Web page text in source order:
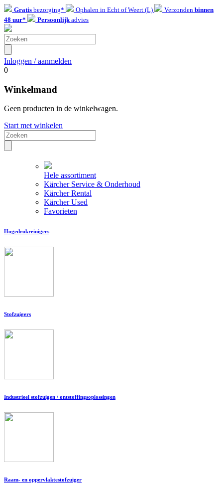
Gratis bezorging* Ophalen in Echt of Weert (L) Verzonden binnen
48 uur*
Persoonlijkadvies
Inloggen / aanmelden
0
Winkelmand
Geen producten in de winkelwagen.
Start met winkelen
Hele assortiment
Kärcher Service & Onderhoud
Kärcher Rental
Kärcher Used
Favorieten
Hogedrukreinigers
Stofzuigers
Industrieel stofzuigen / ontstoffingsoplossingen
Raam- en oppervlaktestofzuiger